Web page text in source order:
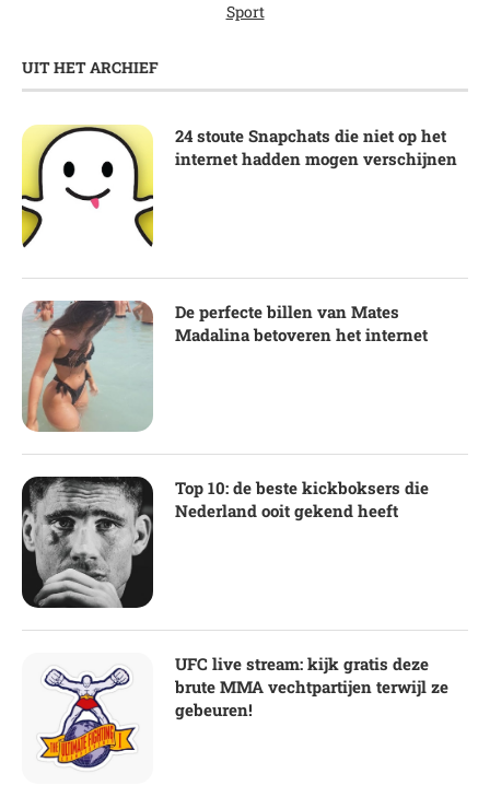
Sport
UIT HET ARCHIEF
24 stoute Snapchats die niet op het
internet hadden mogen verschijnen
De perfecte billen van Mates
Madalina betoveren het internet
Top 10: de beste kickboksers die
Nederland ooit gekend heeft
UFC live stream: kijk gratis deze
brute MMA vechtpartijen terwijl ze
gebeuren!